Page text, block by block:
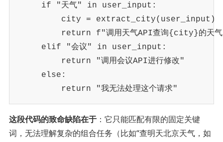
if
"天气" in user_input :
        city
= extract_city( user_input )
return
f"调用天气API查询{ city }的天
elif
"会议" in user_input :
return
"调用会议API进行修改"
else :
return
"我无法处理这个请求"
这段代码的致命缺陷在于：它只能匹配有限的固定关键
词，无法理解复杂的组合任务（比如“查明天北京天气，如